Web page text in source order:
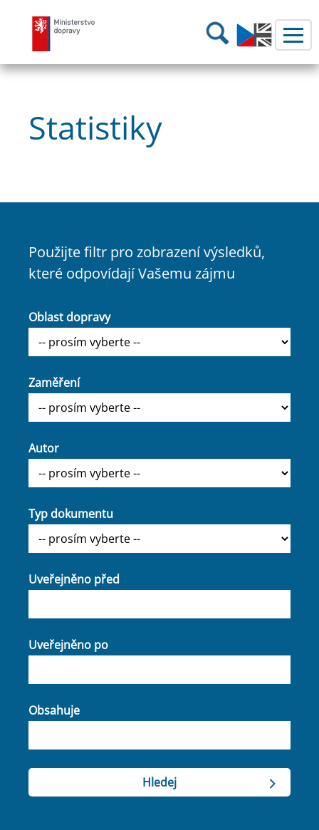
Ministerstvo dopravy Hledání
Statistiky
Použijte filtr pro zobrazení výsledků,
které odpovídají Vašemu zájmu
Oblast dopravy
Zaměření
Autor
Typ dokumentu
Uveřejněno před
Uveřejněno po
Obsahuje